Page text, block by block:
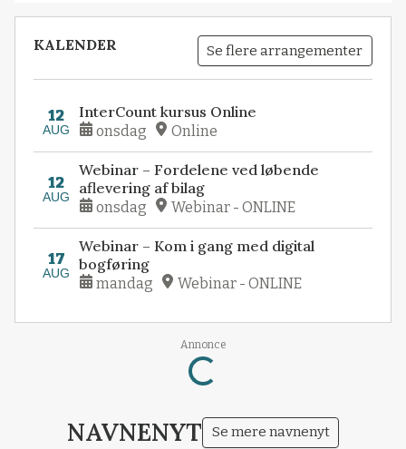
KALENDER Se flere arrangementer
12
AUG
InterCount kursus Online
onsdag Online
12
AUG
Webinar – Fordelene ved løbende
aflevering af bilag
onsdag Webinar - ONLINE
17
AUG
Webinar – Kom i gang med digital
bogføring
mandag Webinar - ONLINE
Annonce
Loading...
NAVNENYT Se mere navnenyt